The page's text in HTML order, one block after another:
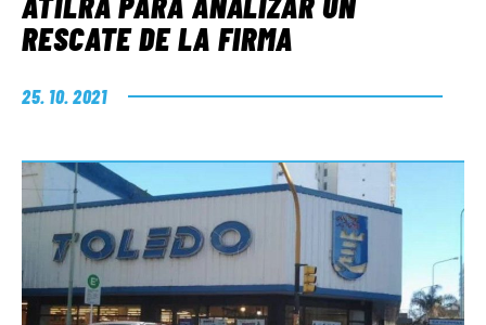
RESCATE DE LA FIRMA
25. 10. 2021